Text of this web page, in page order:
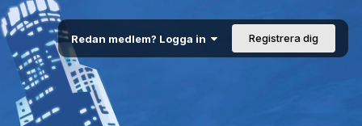
Redan medlem? Logga in Registrera dig